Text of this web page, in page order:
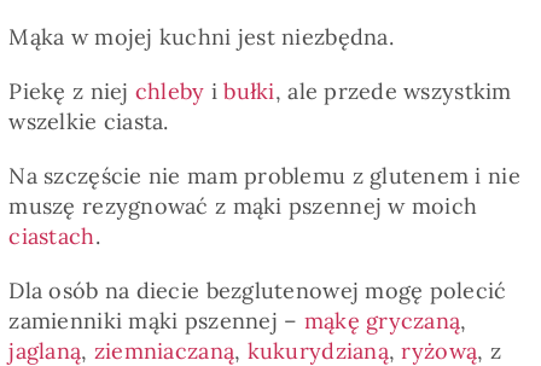
Mąka w mojej kuchni jest niezbędna.
Piekę z niej chleby ibułki, ale przede wszystkim
wszelkie ciasta.
Na szczęście nie mam problemu z glutenem i nie
muszę rezygnować z mąki pszennej w moich
ciastach.
Dla osób na diecie bezglutenowej mogę polecić
zamienniki mąki pszennej – mąkę gryczaną,
jaglaną, ziemniaczaną, kukurydzianą,ryżową, z